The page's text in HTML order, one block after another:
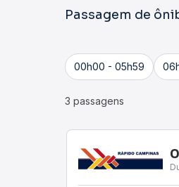
Passagem de
00h00 - 05h59
3 passagens